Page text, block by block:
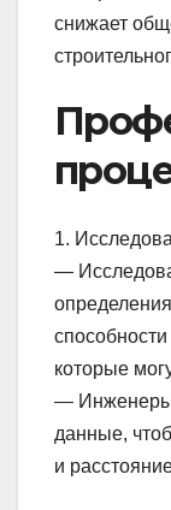
снижает
1.
—
которые
—
данные,
и